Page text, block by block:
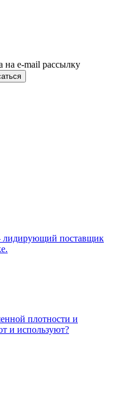
на e-mail рассылку
поставщик
плотности и
и используют?